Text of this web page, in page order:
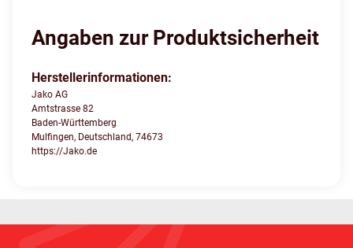
Angaben zur Produktsicherheit
Herstellerinformationen:
Jako AG
Amtstrasse 82
Baden-Württemberg
Mulfingen, Deutschland, 74673
https://Jako.de